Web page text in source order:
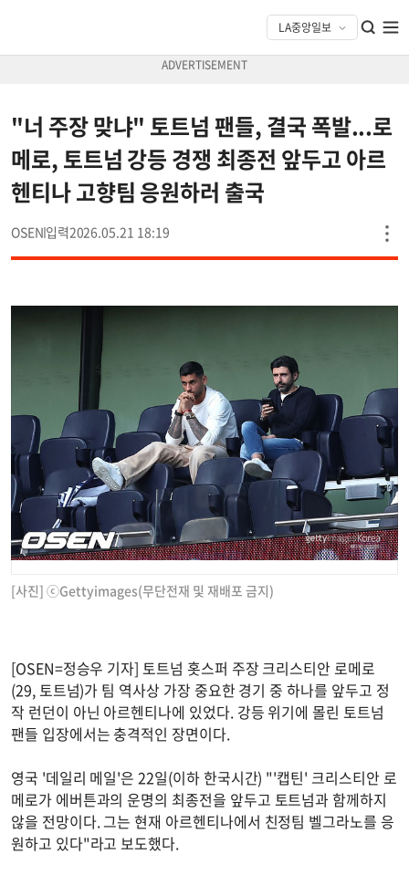
"너 주장 맞냐" 토트넘 팬들, 결국 폭발...로
메로, 토트넘 강등 경쟁 최종전 앞두고 아르
헨티나 고향팀 응원하러 출국
OSEN 2026.05.21 18:19
[사진] ⓒGettyimages(무단전재 및 재배포 금지)
[OSEN=정승우 기자] 토트넘 홋스퍼 주장 크리스티안 로메로
(29, 토트넘)가 팀 역사상 가장 중요한 경기 중 하나를 앞두고 정
작 런던이 아닌 아르헨티나에 있었다. 강등 위기에 몰린 토트넘
팬들 입장에서는 충격적인 장면이다.
영국 '데일리 메일'은 22일(이하 한국시간) "'캡틴' 크리스티안 로
메로가 에버튼과의 운명의 최종전을 앞두고 토트넘과 함께하지
않을 전망이다. 그는 현재 아르헨티나에서 친정팀 벨그라노를 응
원하고 있다"라고 보도했다.